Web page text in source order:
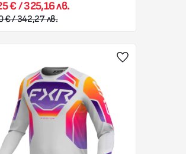
€ / 325,16 лв.
€ / 342,27 лв.